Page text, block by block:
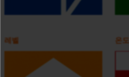
레벨 온도